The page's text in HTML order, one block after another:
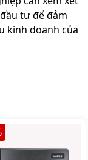
tư để đảm
kinh doanh của